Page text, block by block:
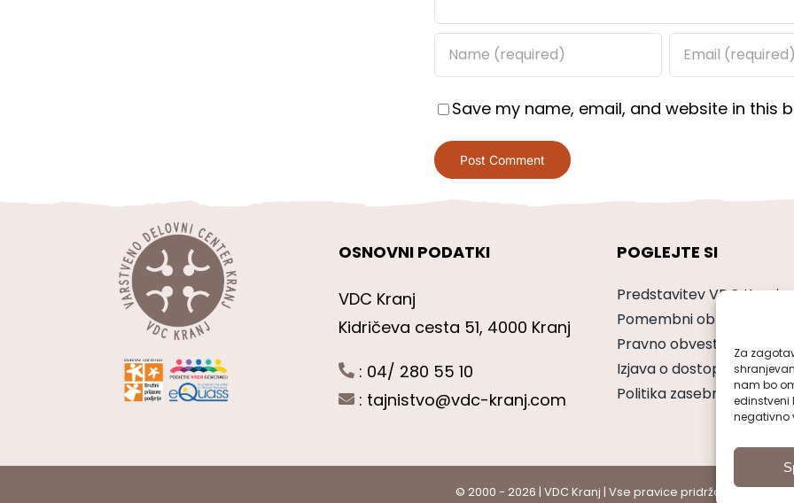
Za
nam bo
edinstveni
negativno
Save my name, email, and website in this
OSNOVNI PODATKI
VDC Kranj
Kidričeva cesta 51, 4000 Kranj
: 04/ 280 55 10
: tajnistvo@vdc-kranj.com
POGLEJTE SI
Predstavitev VDC Kranj
Pomembni obrazci
Pravno obvestilo
Izjava o dostopnosti
Politika zasebnosti
© 2000 - 2026 | VDC Kranj | Vse pravice pridržane